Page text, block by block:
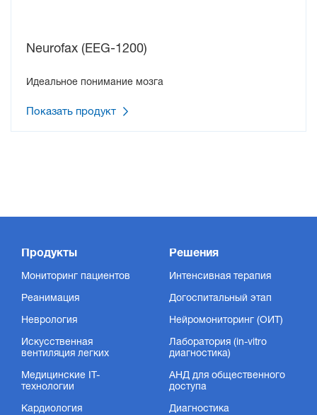
Neurofax (EEG-1200)
Идеальное понимание мозга
Показать продукт
Продукты
Мониторинг пациентов
Реанимация
Неврология
Искусственная
вентиляция легких
Медицинские IT-
технологии
Кардиология
Решения
Интенсивная терапия
Догоспитальный этап
Нейромониторинг (ОИТ)
Лаборатория (in-vitro
диагностика)
АНД для общественного
доступа
Диагностика